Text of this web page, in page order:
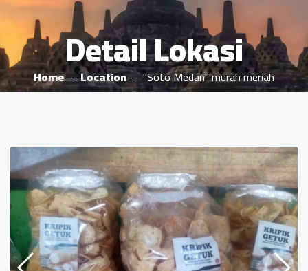
Detail Lokasi
Home Location "Soto Medan" murah meriah